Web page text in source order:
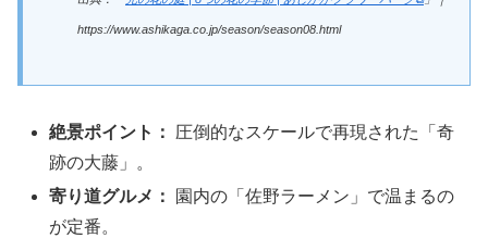
https://www.ashikaga.co.jp/season/season08.html
絶景ポイント：
圧倒的なスケールで再現された「奇
跡の大藤」。
寄り道グルメ：
園内の「佐野ラーメン」で温まるの
が定番。